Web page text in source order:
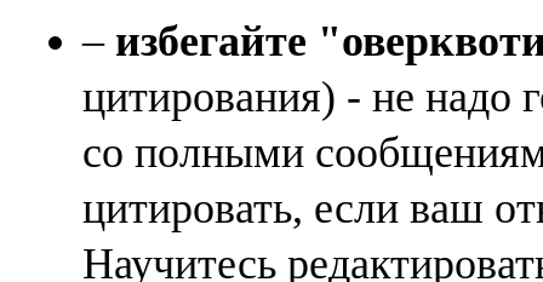
– избегайте
цитирования) - не надо
со полными
цитировать, если ваш
Научитесь